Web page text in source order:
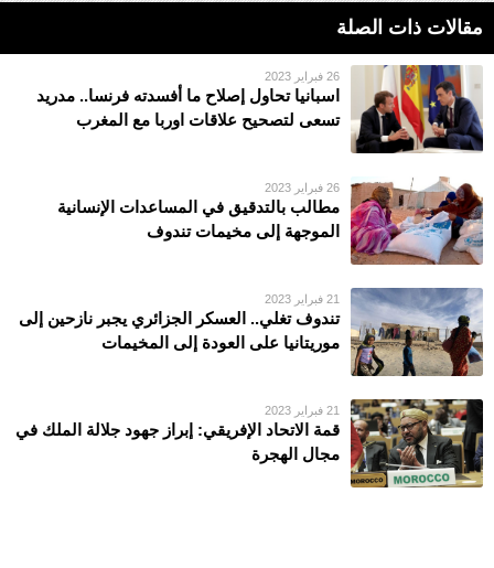
مقالات ذات الصلة
26 فبراير 2023
اسبانيا تحاول إصلاح ما أفسدته فرنسا.. مدريد
تسعى لتصحيح علاقات اوربا مع المغرب
26 فبراير 2023
مطالب بالتدقيق في المساعدات الإنسانية
الموجهة إلى مخيمات تندوف
21 فبراير 2023
تندوف تغلي.. العسكر الجزائري يجبر نازحين إلى
موريتانيا على العودة إلى المخيمات
21 فبراير 2023
قمة الاتحاد الإفريقي: إبراز جهود جلالة الملك في
مجال الهجرة